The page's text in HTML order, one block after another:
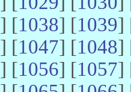
] [1038] [1039]
] [1047] [1048]
] [1056] [1057]